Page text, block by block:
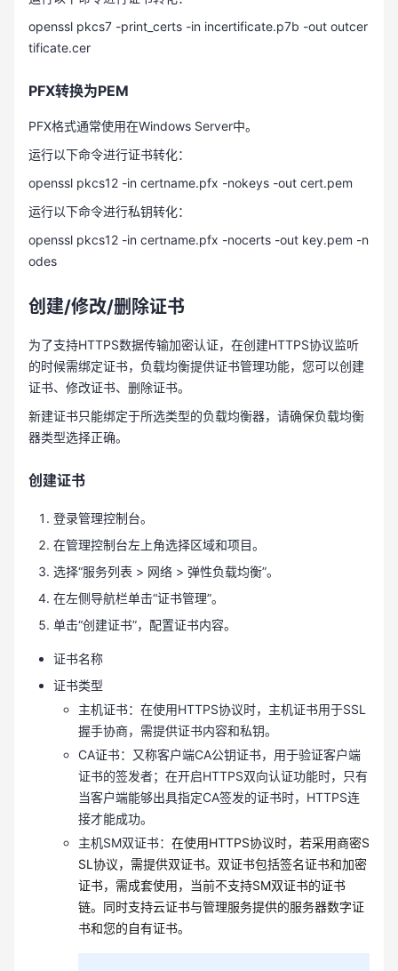
openssl pkcs7 -print_certs -in incertificate.p7b -out outcer
tificate.cer
PFX转换为PEM
PFX格式通常使用在Windows Server中。
运行以下命令进行证书转化：
openssl pkcs12 -in certname.pfx -nokeys -out cert.pem
运行以下命令进行私钥转化：
openssl pkcs12 -in certname.pfx -nocerts -out key.pem -n
odes
创建/修改/删除证书
为了支持HTTPS数据传输加密认证，在创建HTTPS协议监听
的时候需绑定证书，负载均衡提供证书管理功能，您可以创建
证书、修改证书、删除证书。
新建证书只能绑定于所选类型的负载均衡器，请确保负载均衡
器类型选择正确。
创建证书
登录管理控制台。
在管理控制台左上角选择区域和项目。
选择“服务列表 > 网络 > 弹性负载均衡”。
在左侧导航栏单击“证书管理”。
单击“创建证书”，配置证书内容。
证书名称
证书类型
主机证书：在使用HTTPS协议时，主机证书用于SSL
握手协商，需提供证书内容和私钥。
CA证书：又称客户端CA公钥证书，用于验证客户端
证书的签发者；在开启HTTPS双向认证功能时，只有
当客户端能够出具指定CA签发的证书时，HTTPS连
接才能成功。
主机SM双证书： 在使用HTTPS协议时，若采用商密S
SL协议，需提供双证书。双证书包括签名证书和加密
证书，需成套使用，当前不支持SM双证书的证书
链。同时支持云证书与管理服务提供的服务器数字证
书和您的自有证书。